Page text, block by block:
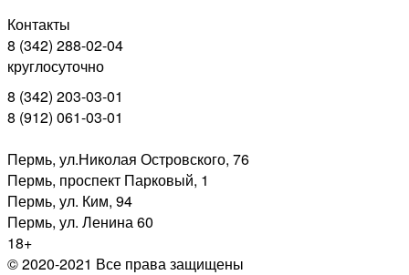
Контакты
8 (342) 288-02-04
круглосуточно
8 (342) 203-03-01
8 (912) 061-03-01
Пермь, ул.Николая Островского, 76
Пермь, проспект Парковый, 1
Пермь, ул. Ким, 94
Пермь, ул. Ленина 60
18+
© 2020-2021 Все права защищены